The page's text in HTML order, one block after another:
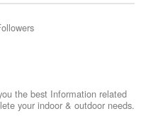
the best Information related
your indoor & outdoor needs.